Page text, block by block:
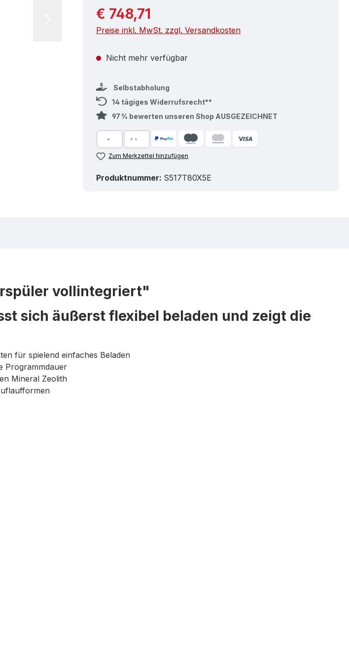
Regulärer Preis:
€ 748,71
Preise inkl. MwSt. zzgl. Versandkosten
Nicht mehr verfügbar
Selbstabholung
14 tägiges Widerrufsrecht**
97 % bewerten unseren Shop AUSGEZEICHNET
Zum Merkzettel hinzufügen
Produktnummer: S517T80X5E
vollintegriert"
sich äußerst flexibel beladen und zeigt die
für spielend einfaches Beladen
Programmdauer
Mineral Zeolith